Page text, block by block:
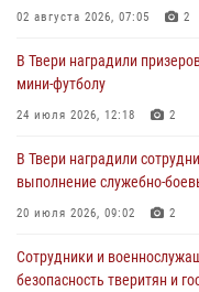
27 июля 2026, 08:29
В Твери наградили
мини-футболу
24 июля 2026, 12:18 2
Росгвардейцы оказали
22 июля 2026, 08:35
02 августа 2026, 07:05 2
В Твери наградили
мини-футболу
24 июля 2026, 12:18 2
В Твери наградили
выполнение служебно-
20 июля 2026, 09:02 2
Сотрудники и
безопасность тверитян и